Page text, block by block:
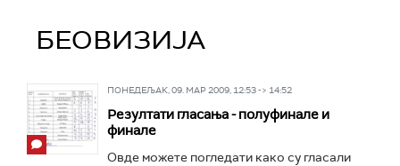
БЕОВИЗИЈА
ПОНЕДЕЉАК, 09. МАР 2009, 12:53 -> 14:52
Резултати гласања - полуфинале и
финале
Овде можете погледати како су гласали